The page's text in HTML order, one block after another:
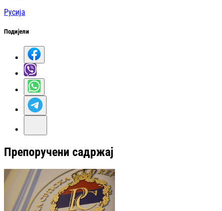
Русија
Подијели
Препоручени садржај